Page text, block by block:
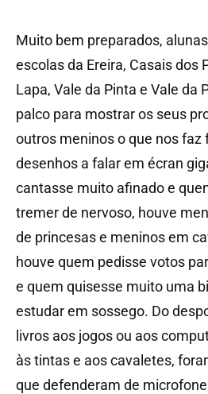
Muito bem preparados,
escolas da Ereira, Casais dos
Lapa, Vale da Pinta e Vale da
palco para mostrar os seus
outros meninos o que nos faz
desenhos a falar em écran
cantasse muito afinado e
tremer de nervoso, houve
de princesas e meninos em
houve quem pedisse votos
e quem quisesse muito uma
estudar em sossego. Do
livros aos jogos ou aos
às tintas e aos cavaletes,
que defenderam de